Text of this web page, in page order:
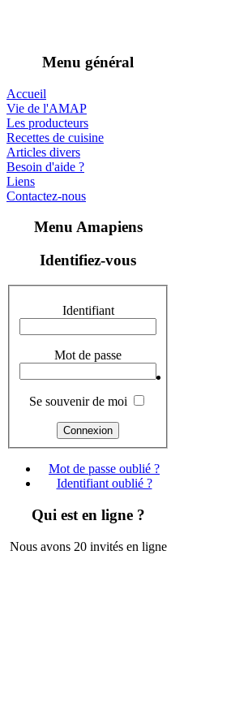
Menu général
Accueil
Vie de l'AMAP
Les producteurs
Recettes de cuisine
Articles divers
Besoin d'aide ?
Liens
Contactez-nous
Menu Amapiens
Identifiez-vous
Identifiant
Mot de passe
Se souvenir de moi
Mot de passe oublié ?
Identifiant oublié ?
Qui est en ligne ?
Nous avons 20 invités en ligne